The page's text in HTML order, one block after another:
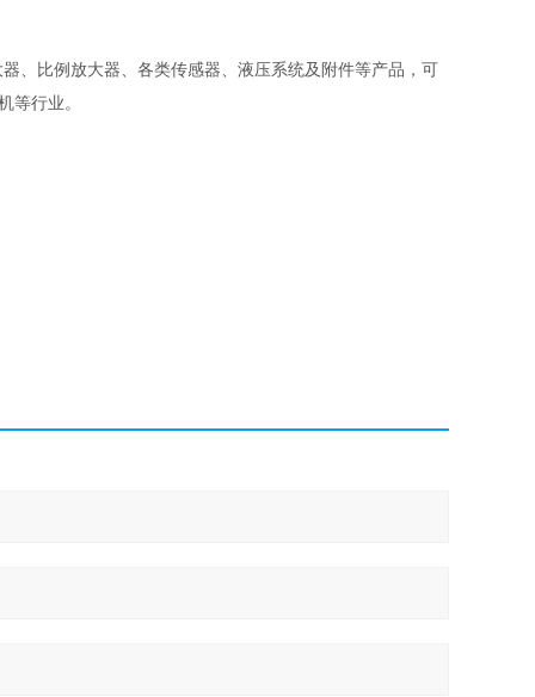
、比例放大器、各类传感器、液压系统及附件等产品，可
等行业。